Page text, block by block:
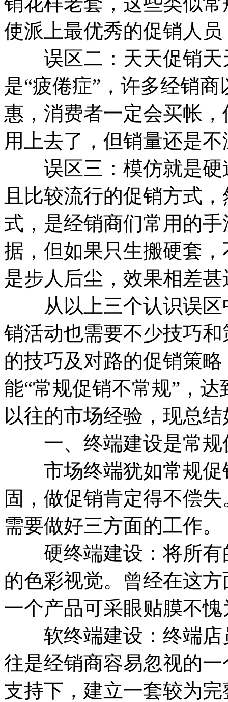
使派上最优秀的促销人
误区二：天天促销天
是“疲倦症”，许多经销
惠，消费者一定会买帐
用上去了，但销量还是
误区三：模仿就是硬
且比较流行的促销方式
式，是经销商们常用的
据，但如果只生搬硬套
是步人后尘，效果相差甚
从以上三个认识误区
销活动也需要不少技巧
的技巧及对路的促销策
能“常规促销不常规”，
以往的市场经验，现总
一、终端建设是常规
市场终端犹如常规促
固，做促销肯定得不偿
需要做好三方面的工作。
硬终端建设：将所有
的色彩视觉。曾经在这
一个产品可采眼贴膜不
软终端建设：终端店
往是经销商容易忽视的
支持下，建立一套较为